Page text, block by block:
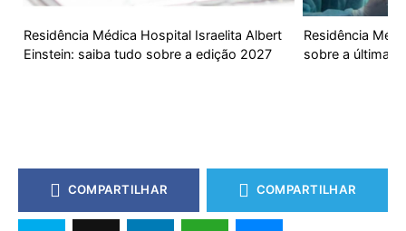
Residência Médica Hospital Israelita Albert
Einstein: saiba tudo sobre a edição 2027
Residência
sobre a última
COMPARTILHAR COMPARTILHAR